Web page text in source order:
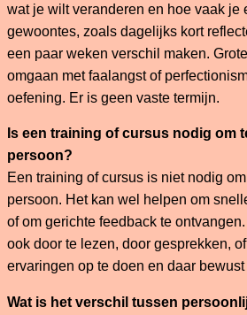
wat je wilt veranderen en hoe vaak je
gewoontes, zoals dagelijks kort
een paar weken verschil maken.
omgaan met faalangst of
oefening. Er is geen vaste termijn.
Is een training of cursus nodig om
persoon?
Een training of cursus is niet nodig
persoon. Het kan wel helpen om
of om gerichte feedback te
ook door te lezen, door gesprekken,
ervaringen op te doen en daar
Wat is het verschil tussen